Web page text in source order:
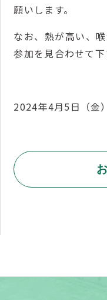
願いします。
なお、熱が高い、
参加を見合わせて下
2024年4月5日（金）